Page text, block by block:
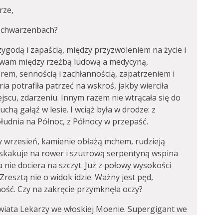
i zapaścią, między przyzwoleniem na życie i
między rzeźbą ludową a medycyną,
sennością i zachłannością, zapatrzeniem i
potrafiła patrzeć na wskroś, jakby wierciła
zdarzeniu. Innym razem nie wtrącała się do
gałąź w lesie. I wciąż była w drodze: z
na Północ, z Północy w przepaść.
kamienie obłażą mchem, rudzieją
na rower i szutrową serpentyną wspina
dociera na szczyt. Już z połowy wysokości
nie o widok idzie. Ważny jest pęd,
Czy na zakręcie przymknęła oczy?
Lekarzy we włoskiej Moenie. Supergigant we